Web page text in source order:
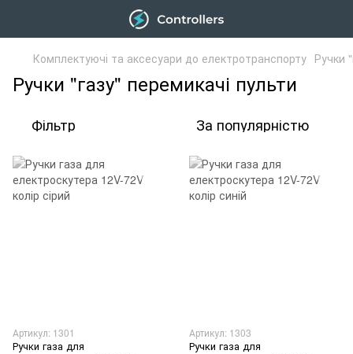
Комплектуючі та аксесуари до електротранспорту Ручки
Ручки "газу" перемикачі пульти
Фільтр За популярністю
Артикул: 1301
Ручки газа для
Артикул: 1303
Ручки газа для